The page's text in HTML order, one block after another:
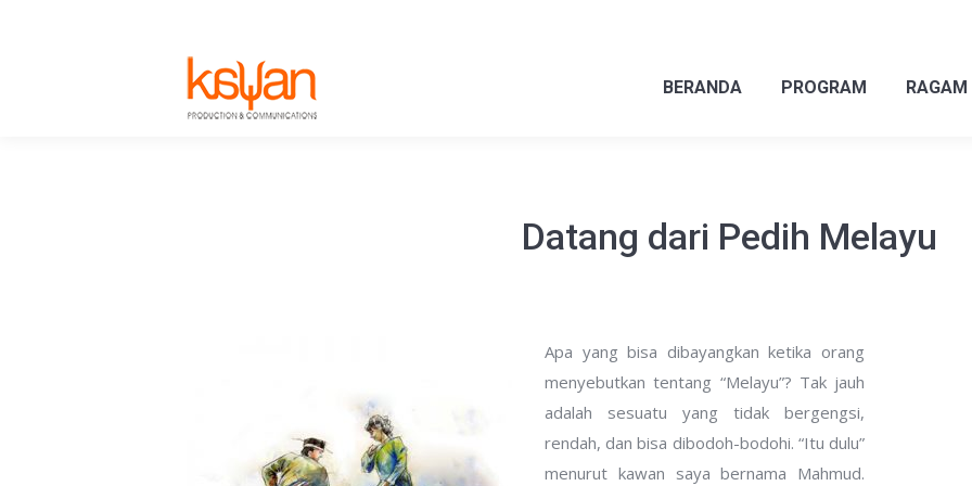
BERANDA PROGRAM RAGAM
Datang dari Pedih Melayu
Apa yang bisa dibayangkan ketika orang
menyebutkan tentang “Melayu”? Tak jauh
adalah sesuatu yang tidak bergengsi,
rendah, dan bisa dibodoh-bodohi. “Itu dulu”
menurut kawan saya bernama Mahmud.